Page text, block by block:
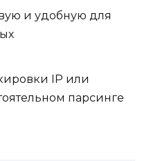
и удобную для
IP или
парсинге